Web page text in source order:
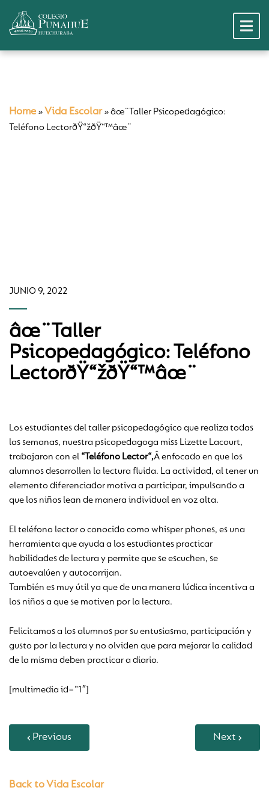
Home » Vida Escolar»âœ¨Taller Psicopedagógico:
Teléfono LectorðŸ“žðŸ“™âœ¨
JUNIO 9, 2022
âœ¨Taller
Psicopedagógico: Teléfono
LectorðŸ“žðŸ“™âœ¨
Los estudiantes del taller psicopedagógico que realiza todas
las semanas, nuestra psicopedagoga miss Lizette Lacourt,
trabajaron con el “Teléfono Lector“,Â enfocado en que los
alumnos desarrollen la lectura fluida. La actividad, al tener un
elemento diferenciador motiva a participar, impulsando a
que los niños lean de manera individual en voz alta.
El teléfono lector o conocido como whisper phones, es una
herramienta que ayuda a los estudiantes practicar
habilidades de lectura y permite que se escuchen, se
autoevalúen y autocorrijan.
También es muy útil ya que de una manera lúdica incentiva a
los niños a que se motiven por la lectura.
Felicitamos a los alumnos por su entusiasmo, participación y
gusto por la lectura y no olviden que para mejorar la calidad
de la misma deben practicar a diario.
[multimedia id=”1″]
Previous Next
Back to Vida Escolar